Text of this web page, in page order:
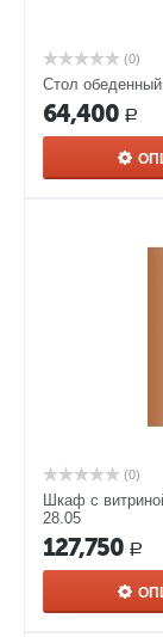
(0)
Стол
64,400 Р
(0)
Шкаф с
28.05
127,750 Р